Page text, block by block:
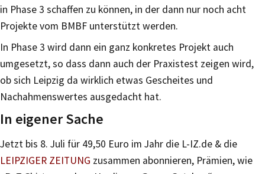
in Phase 3 schaffen zu können, in der dann nur noch acht
Projekte vom BMBF unterstützt werden.
In Phase 3 wird dann ein ganz konkretes Projekt auch
umgesetzt, so dass dann auch der Praxistest zeigen wird,
ob sich Leipzig da wirklich etwas Gescheites und
Nachahmenswertes ausgedacht hat.
In eigener Sache
Jetzt bis 8. Juli für 49,50 Euro im Jahr die L-IZ.de & die
LEIPZIGER ZEITUNG zusammen abonnieren, Prämien, wie